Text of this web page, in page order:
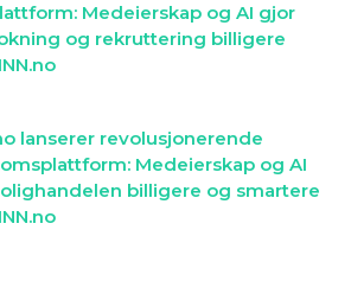
Medeierskap og AI gjor
og rekruttering billigere
lanserer revolusjonerende
Medeierskap og AI
billigere og smartere